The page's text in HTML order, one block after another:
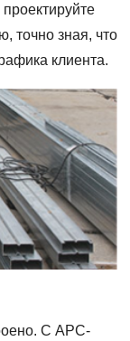
точно зная, что
клиента.
С АРС-